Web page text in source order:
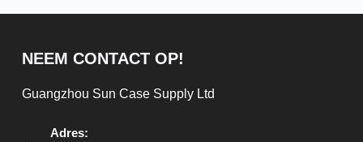
NEEM CONTACT OP!
Guangzhou Sun Case Supply Ltd
Adres: